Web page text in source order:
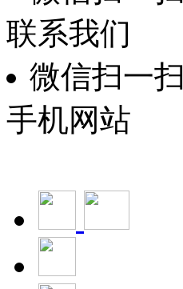
联系我们
微信扫一扫
手机网站